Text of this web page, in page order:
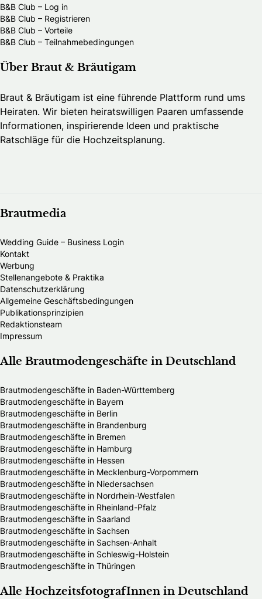
B&B Club – Log in
B&B Club – Registrieren
B&B Club – Vorteile
B&B Club – Teilnahmebedingungen
Über Braut & Bräutigam
Braut & Bräutigam ist eine führende Plattform rund ums
Heiraten. Wir bieten heiratswilligen Paaren umfassende
Informationen, inspirierende Ideen und praktische
Ratschläge für die Hochzeitsplanung.
Brautmedia
Wedding Guide – Business Login
Kontakt
Werbung
Stellenangebote & Praktika
Datenschutzerklärung
Allgemeine Geschäftsbedingungen
Publikationsprinzipien
Redaktionsteam
Impressum
Alle Brautmodengeschäfte in Deutschland
Brautmodengeschäfte in Baden-Württemberg
Brautmodengeschäfte in Bayern
Brautmodengeschäfte in Berlin
Brautmodengeschäfte in Brandenburg
Brautmodengeschäfte in Bremen
Brautmodengeschäfte in Hamburg
Brautmodengeschäfte in Hessen
Brautmodengeschäfte in Mecklenburg-Vorpommern
Brautmodengeschäfte in Niedersachsen
Brautmodengeschäfte in Nordrhein-Westfalen
Brautmodengeschäfte in Rheinland-Pfalz
Brautmodengeschäfte in Saarland
Brautmodengeschäfte in Sachsen
Brautmodengeschäfte in Sachsen-Anhalt
Brautmodengeschäfte in Schleswig-Holstein
Brautmodengeschäfte in Thüringen
Alle HochzeitsfotografInnen in Deutschland